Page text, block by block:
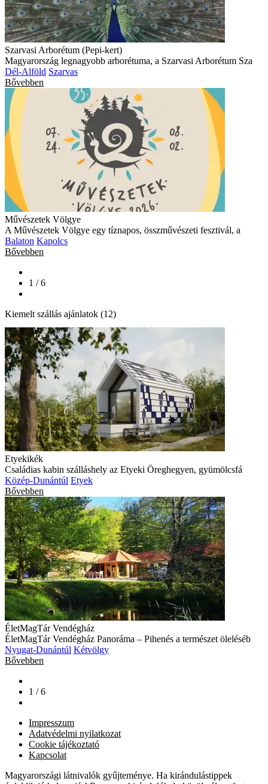
Szarvasi Arborétum (Pepi-kert)
Magyarország legnagyobb arborétuma, a Szarvasi Arborétum Sza
Dél-Alföld Szarvas
Bővebben
Művészetek Völgye
A Művészetek Völgye egy tíznapos, összművészeti fesztivál, a
Balaton Kapolcs
Bővebben
1 / 6
Kiemelt szállás ajánlatok (12)
Etyekikék
Családias kabin szálláshely az Etyeki Öreghegyen, gyümölcsfá
Közép-Dunántúl Etyek
Bővebben
ÉletMagTár Vendégház
ÉletMagTár Vendégház Panoráma – Pihenés a természet öleléséb
Nyugat-Dunántúl Kétvölgy
Bővebben
1 / 6
Impresszum
Adatvédelmi nyilatkozat
Cookie tájékoztató
Kapcsolat
Magyarországi látnivalók gyűjteménye. Ha kirándulástippek